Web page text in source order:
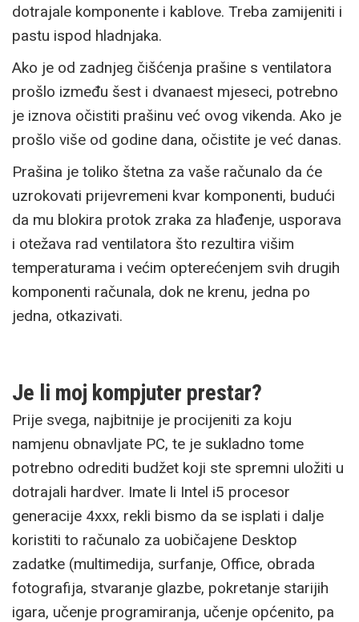
dotrajale komponente i kablove. Treba zamijeniti i
pastu ispod hladnjaka.
Ako je od zadnjeg čišćenja prašine s ventilatora
prošlo između šest i dvanaest mjeseci, potrebno
je iznova očistiti prašinu već ovog vikenda. Ako je
prošlo više od godine dana, očistite je već danas.
Prašina je toliko štetna za vaše računalo da će
uzrokovati prijevremeni kvar komponenti, budući
da mu blokira protok zraka za hlađenje, usporava
i otežava rad ventilatora što rezultira višim
temperaturama i većim opterećenjem svih drugih
komponenti računala, dok ne krenu, jedna po
jedna, otkazivati.
Je li moj kompjuter prestar?
Prije svega, najbitnije je procijeniti za koju
namjenu obnavljate PC, te je sukladno tome
potrebno odrediti budžet koji ste spremni uložiti u
dotrajali hardver. Imate li Intel i5 procesor
generacije 4xxx, rekli bismo da se isplati i dalje
koristiti to računalo za uobičajene Desktop
zadatke (multimedija, surfanje, Office, obrada
fotografija, stvaranje glazbe, pokretanje starijih
igara, učenje programiranja, učenje općenito, pa